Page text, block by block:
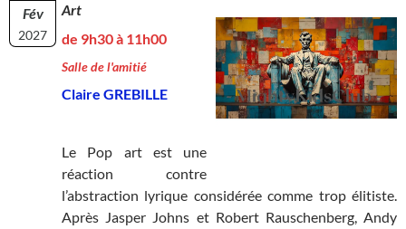
Fév
2027
Art
de 9h30 à 11h00
Salle de l'amitié
Claire GREBILLE
Le Pop art est une
réaction contre
l’abstraction lyrique considérée comme trop élitiste.
Après Jasper Johns et Robert Rauschenberg, Andy